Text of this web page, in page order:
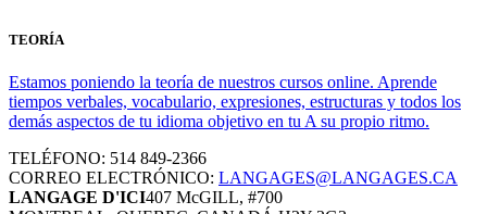
TEORÍA
Estamos poniendo la teoría de nuestros cursos online. Aprende
tiempos verbales, vocabulario, expresiones, estructuras y todos los
demás aspectos de tu idioma objetivo en tu A su propio ritmo.
TELÉFONO: 514 849-2366
CORREO ELECTRÓNICO: LANGAGES@LANGAGES.CA
LANGAGE D'ICI407 McGILL, #700